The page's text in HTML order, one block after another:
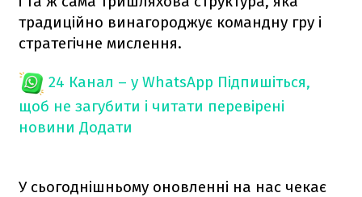
традиційно винагороджує командну гру і
стратегічне мислення.
24 Канал – у WhatsApp Підпишіться,
щоб не загубити і читати перевірені
новини Додати
У сьогоднішньому оновленні на нас чекає